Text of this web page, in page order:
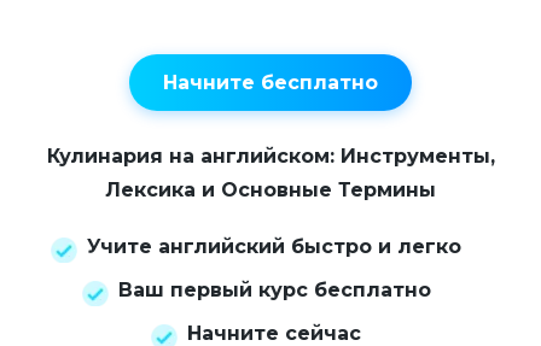
Начните бесплатно
Кулинария на английском: Инструменты,
Лексика и Основные Термины
Учите английский быстро и легко
Ваш первый курс бесплатно
Начните сейчас